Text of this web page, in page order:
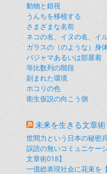
動物と錯視
うんちを移植する
さまざまな名前
ネコの名、イヌの名、イ
ガラスの（のような）身
パジャマあるいは部屋着
等比数列の階段
刻まれた環境
ホコリの色
衛生仮説の向こう側
未来を生きる文章術
世間力という日本の秘密
誤読の無いコミュニケー
文章術018】
一億総表現社会に花束を